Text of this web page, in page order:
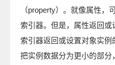
（property）。就像属性，
索引器。但是，属性返回
索引器返回或设置对象实
把实例数据分为更小的部